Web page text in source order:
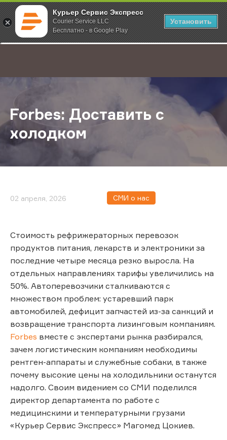
Курьер Сервис Экспресс
Courier Service LLC
Бесплатно - в Google Play
Установить
;
Главная О компании Новости Forbes: Доставить с холодком
Forbes: Доставить с
холодком
02 апреля, 2026 СМИ о нас
Стоимость рефрижераторных перевозок
продуктов питания, лекарств и электроники за
последние четыре месяца резко выросла. На
отдельных направлениях тарифы увеличились на
50%. Автоперевозчики сталкиваются с
множеством проблем: устаревший парк
автомобилей, дефицит запчастей из-за санкций и
возвращение транспорта лизинговым компаниям.
Forbes вместе с экспертами рынка разбирался,
зачем логистическим компаниям необходимы
рентген-аппараты и служебные собаки, в также
почему высокие цены на холодильники останутся
надолго. Своим видением со СМИ поделился
директор департамента по работе с
медицинскими и температурными грузами
«Курьер Сервис Экспресс» Магомед Цокиев.